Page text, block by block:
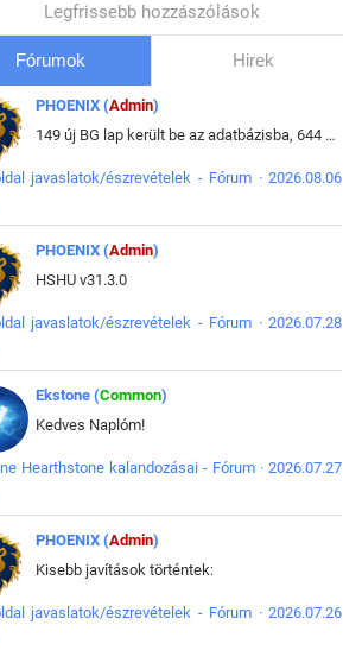
Legfrissebb hozzászólások
Fórumok Hirek
PHOENIX (Admin)
149 új BG lap került be az adatbázisba, 644 db meglévő BG lap módosult, bekerültek az új képek a megváltozott lapokhoz is.
javaslatok/észrevételek - Fórum · 2026.08.06
PHOENIX (Admin)
HSHU v31.3.0
javaslatok/észrevételek - Fórum · 2026.07.28
Ekstone (Common)
Kedves Naplóm!
Hearthstone kalandozásai - Fórum · 2026.07.27
PHOENIX (Admin)
Kisebb javítások történtek:
javaslatok/észrevételek - Fórum · 2026.07.26